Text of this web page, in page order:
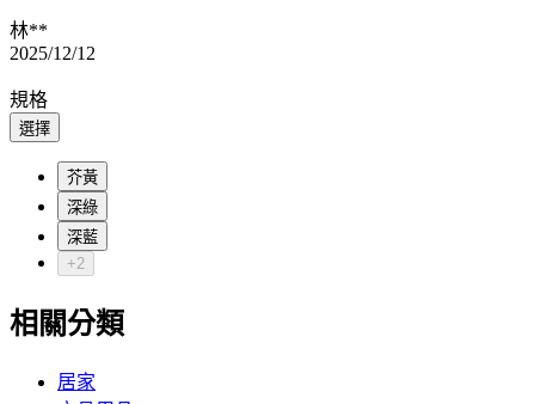
林**
2025/12/12
規格
選擇
芥黃
深綠
深藍
+2
相關分類
居家